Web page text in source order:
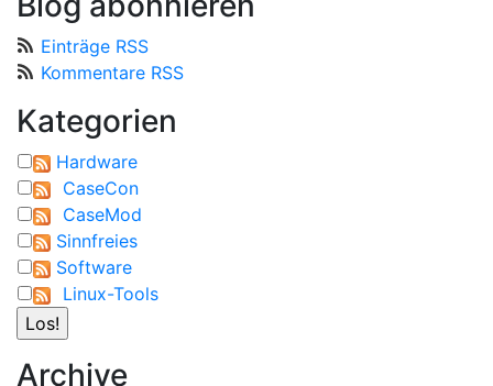
Einträge RSS
Kommentare RSS
Kategorien
Hardware
CaseCon
CaseMod
Sinnfreies
Software
Linux-Tools
Archive